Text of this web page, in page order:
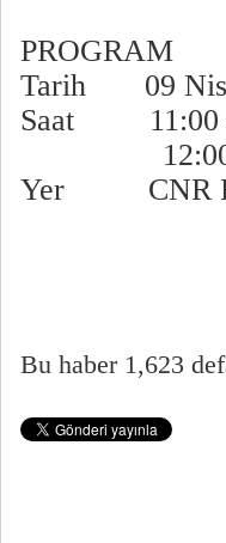
PROGRAM
Tarih 09
Saat 11:00 -
12:00 -
Yer CNR
Bu haber 1,623